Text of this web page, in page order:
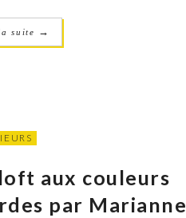
suite →
aux couleurs
par Marianne